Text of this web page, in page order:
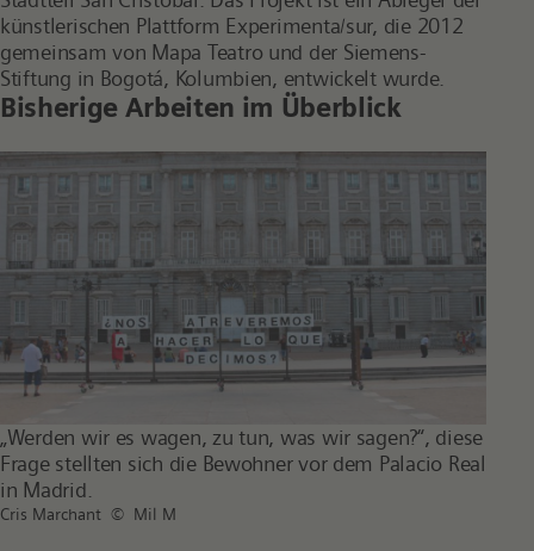
künstlerischen Plattform Experimenta/sur, die 2012
gemeinsam von Mapa Teatro und der Siemens-
Stiftung in Bogotá, Kolumbien, entwickelt wurde.
Bisherige Arbeiten im Überblick
„Werden wir es wagen, zu tun, was wir sagen?“, diese
Frage stellten sich die Bewohner vor dem Palacio Real
in Madrid.
Cris Marchant © Mil M